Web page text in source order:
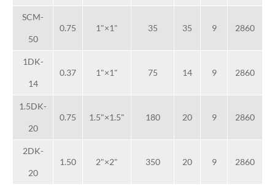
SCM-
50
0.75 1"×1" 35 35 9 2860
1DK-
14
0.37 1"×1" 75 14 9 2860
1.5DK-
20
0.75 1.5"×1.5" 180 20 9 2860
2DK-
20
1.50 2"×2" 350 20 9 2860